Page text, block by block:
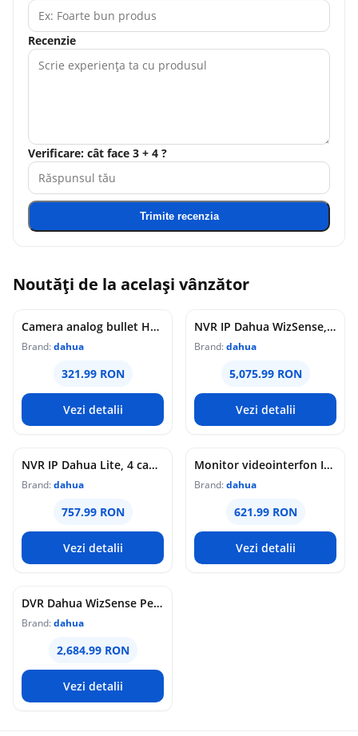
Recenzie
Verificare: cât face 3 + 4 ?
Trimite recenzia
Noutăți de la același vânzător
Camera analog bullet HDCVI Dahua, 8MP 4K, Smart Dual Light, IR 40m, lumina calda 40m, lentila 3.6mm, microfon, WDR 120dB, IP67, HAC-HFW1801TLMP-IL-A-0360B-S2
Brand:dahua
321.99 RON
Vezi detalii
NVR IP Dahua WizSense, 64 canale, 32MP, AcuPick, WizSeek, SMD Plus, recunoastere faciala, HDMI 8K, 4 HDD x 26TB, NVR5464-EI2
Brand:dahua
5,075.99 RON
Vezi detalii
NVR IP Dahua Lite, 4 canale, 12MP, SMD Plus, 160 Mbps, HDMI 4K, 2 porturi LAN Gigabit, 1 HDD 20TB, NVR4104HS-2N-4KS3
Brand:dahua
757.99 RON
Vezi detalii
Monitor videointerfon IP Wi-Fi Dahua, 7 inch, touchscreen, 1024x600, audio bidirectional, PoE, 6 intrari alarma, VTH2621G-WP
Brand:dahua
621.99 RON
Vezi detalii
DVR Dahua WizSense Penta-brid, 16 canale, 4K/5MP, AcuPick, SMD Plus, recunoastere faciala, audio bidirectional, HDMI 4K, 2 HDD x 16TB, XVR5216A-4KL-I3/T
Brand:dahua
2,684.99 RON
Vezi detalii